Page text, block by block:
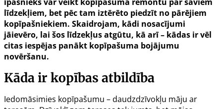
līdzekļiem, bet pēc tam iztērēto piedzīt no pārējiem
kopīpašniekiem. Skaidrojam, kādi nosacījumi
jāievēro, lai šos līdzekļus atgūtu, kā arī – kādas ir vēl
citas iespējas panākt kopīpašuma bojājumu
novēršanu.
Kāda ir kopības atbildība
Iedomāsimies kopīpašumu – daudzdzīvokļu māju ar